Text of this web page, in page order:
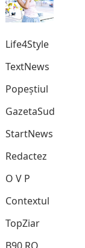
Life4Style
TextNews
Popeștiul
GazetaSud
StartNews
Redactez
O V P
Contextul
TopZiar
B90.RO